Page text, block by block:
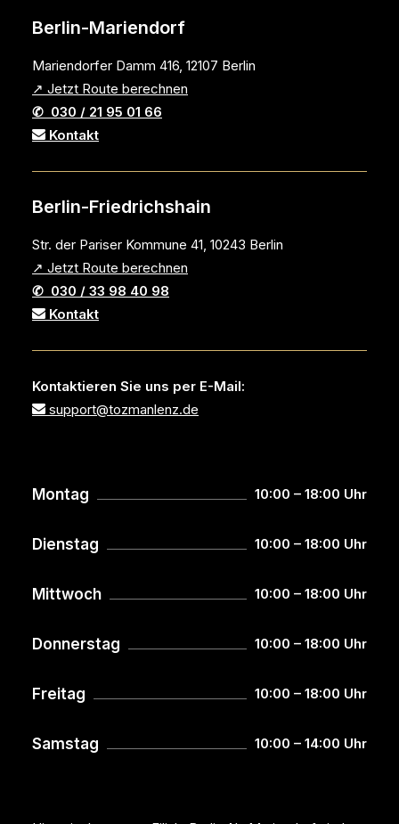
Berlin-Mariendorf
Mariendorfer Damm 416, 12107 Berlin
↗ Jetzt Route berechnen
✆ 030 / 21 95 01 66
Kontakt
Berlin-Friedrichshain
Str. der Pariser Kommune 41, 10243 Berlin
↗ Jetzt Route berechnen
✆ 030 / 33 98 40 98
Kontakt
Kontaktieren Sie uns per E-Mail:
support@tozmanlenz.de
Montag 10:00 – 18:00 Uhr
Dienstag 10:00 – 18:00 Uhr
Mittwoch 10:00 – 18:00 Uhr
Donnerstag 10:00 – 18:00 Uhr
Freitag 10:00 – 18:00 Uhr
Samstag 10:00 – 14:00 Uhr